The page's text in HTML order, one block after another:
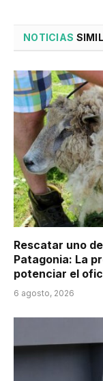
NOTICIAS
Rescatar uno
Patagonia: La
potenciar el
6 agosto, 2026